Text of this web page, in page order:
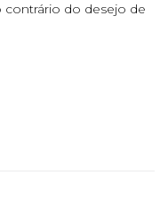
do desejo de